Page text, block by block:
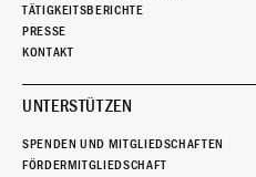
TÄTIGKEITSBERICHTE
PRESSE
KONTAKT
UNTERSTÜTZEN
SPENDEN UND MITGLIEDSCHAFTEN
FÖRDERMITGLIEDSCHAFT